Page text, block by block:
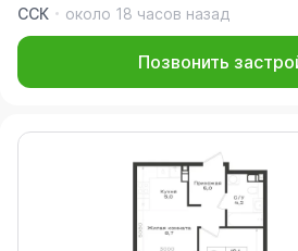
ССК
около 18 часов назад
Позвонить